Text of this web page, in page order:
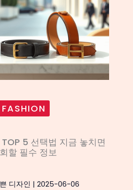
FASHION
5 선택법 지금 놓치면
할 필수 정보
디자인 | 2025-06-06